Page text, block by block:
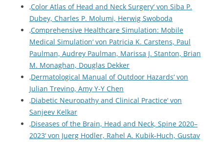
‚Color Atlas of Head and Neck Surgery‘ von Siba P.
Dubey, Charles P. Molumi, Herwig Swoboda
‚Comprehensive Healthcare Simulation: Mobile
Medical Simulation‘ von Patricia K. Carstens, Paul
Paulman, Audrey Paulman, Marissa J. Stanton, Brian
M. Monaghan, Douglas Dekker
‚Dermatological Manual of Outdoor Hazards‘ von
Julian Trevino, Amy Y-Y Chen
‚Diabetic Neuropathy and Clinical Practice‘ von
Sanjeev Kelkar
‚Diseases of the Brain, Head and Neck, Spine 2020–
2023‘ von Juerg Hodler, Rahel A. Kubik-Huch, Gustav